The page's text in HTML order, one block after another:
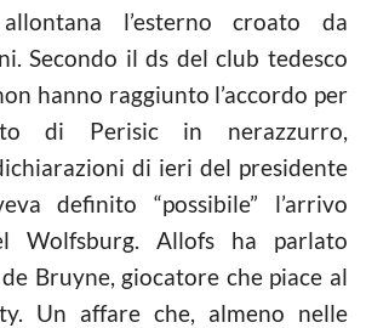
l’esterno croato da
Secondo il ds del club tedesco
hanno raggiunto l’accordo per
di Perisic in nerazzurro,
di ieri del presidente
definito “possibile” l’arrivo
Wolfsburg. Allofs ha parlato
Bruyne, giocatore che piace al
Un affare che, almeno nelle